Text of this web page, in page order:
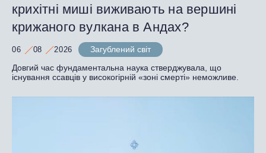
крихітні миші виживають на вершині
крижаного вулкана в Андах?
06 08 2026
Загублений світ
Довгий час фундаментальна наука стверджувала, що
існування ссавців у високогірній «зоні смерті» неможливе.